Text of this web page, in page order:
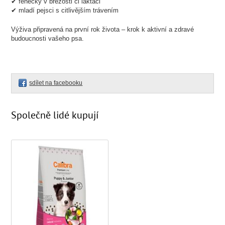
✔ mladí pejsci s citlivějším trávením
Výživa připravená na první rok života – krok k aktivní a zdravé
budoucnosti vašeho psa.
sdílet na facebooku
Společně lidé kupují